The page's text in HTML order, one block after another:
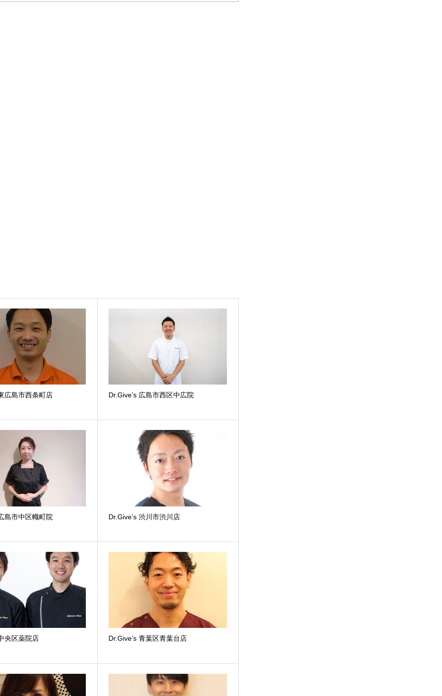
広島市西条町店 Dr.Give’s 広島市西区中広院
島市中区幟町院 Dr.Give’s 渋川市渋川店
央区薬院店 Dr.Give’s 青葉区青葉台店